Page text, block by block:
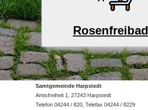
Rosenfreibad
Samtgemeinde Harpstedt
Amtsfreiheit 1, 27243 Harpstedt
Telefon 04244 / 820, Telefax 04244 / 8229